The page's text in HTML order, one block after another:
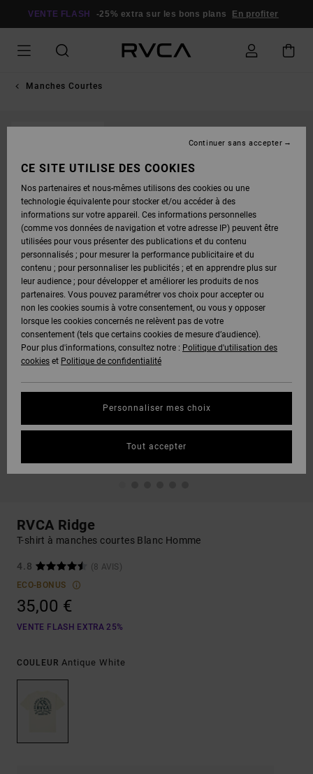
VENTE FLASH -25% extra sur les bons plans En profiter
Manches Courtes
RVCA Ridge
T-shirt à manches courtes Blanc Homme
4.8
(8 AVIS)
ECO-BONUS
35,00 €
VENTE FLASH EXTRA 25%
COULEUR Antique White
CE SITE UTILISE DES COOKIES
Nos partenaires et nous-mêmes utilisons des cookies ou une
technologie équivalente pour stocker et/ou accéder à des
informations sur votre appareil. Ces informations personnelles
(comme vos données de navigation et votre adresse IP) peuvent être
utilisées pour vous présenter des publications et du contenu
personnalisés ; pour mesurer la performance publicitaire et du
contenu ; pour personnaliser les publicités ; et en apprendre plus sur
leur audience ; pour développer et améliorer les produits de nos
partenaires. Vous pouvez paramétrer vos choix pour accepter ou
non les cookies soumis à votre consentement, ou vous y opposer
lorsque les cookies concernés ne relèvent pas de votre
consentement (tels que certains cookies de mesure d’audience).
Pour plus d'informations, consultez notre : Politique d'utilisation des
cookies et Politique de confidentialité
Personnaliser mes choix
Continuer sans accepter
Tout accepter